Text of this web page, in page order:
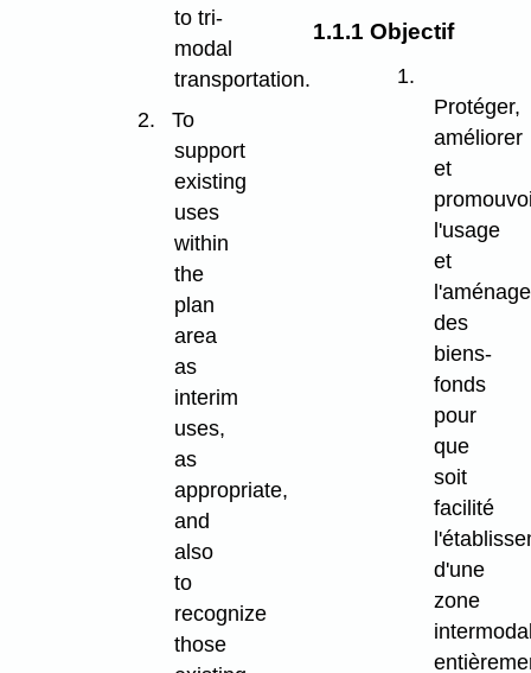
to tri-
modal
transportation.
2.
To
support
existing
uses
within
the
plan
area
as
interim
uses,
as
appropriate,
and
also
to
recognize
those
1.1.1 Objectif
1.
Protéger,
améliorer
et
l'usage
et
des
biens-
fonds
pour
que
soit
facilité
d'une
zone